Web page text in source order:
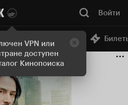
VPN или
доступен
Кинопоиска
Войти
Онлайн-кинотеатр